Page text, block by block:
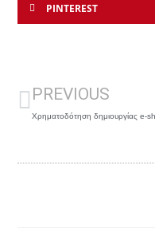
PINTEREST
PREVIOUS